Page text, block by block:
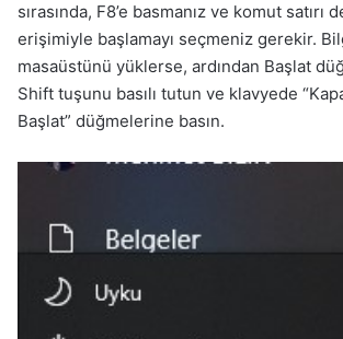
sırasında, F8’e basmanız ve komut satırı
erişimiyle başlamayı seçmeniz gerekir.
masaüstünü yüklerse, ardından Başlat
Shift tuşunu basılı tutun ve klavyede
Başlat” düğmelerine basın.